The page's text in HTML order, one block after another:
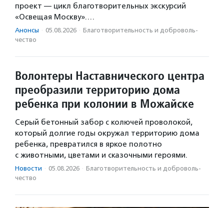
проект — цикл благотворительных экскурсий
«Освещая Москву».…
Анонсы · 05.08.2026 · Благотвори­тель­ность и доброволь­
чест­во
Волонтеры Наставнического центра
преобразили территорию дома
ребенка при колонии в Можайске
Серый бетонный забор с колючей проволокой,
который долгие годы окружал территорию дома
ребенка, превратился в яркое полотно
с животными, цветами и сказочными героями.
Новости · 05.08.2026 · Благотвори­тель­ность и доброволь­
чест­во